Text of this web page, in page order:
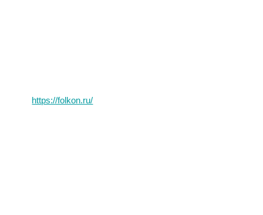
https://folkon.ru/